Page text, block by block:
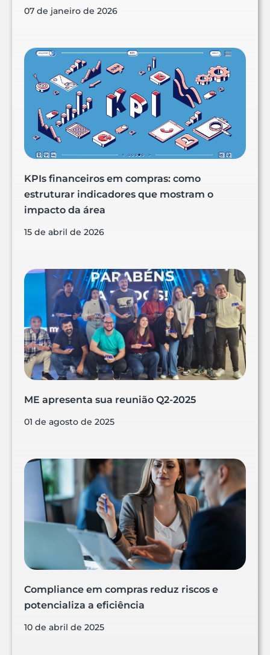
07 de janeiro de 2026
KPIs financeiros em compras: como
estruturar indicadores que mostram o
impacto da área
15 de abril de 2026
ME apresenta sua reunião Q2-2025
01 de agosto de 2025
Compliance em compras reduz riscos e
potencializa a eficiência
10 de abril de 2025